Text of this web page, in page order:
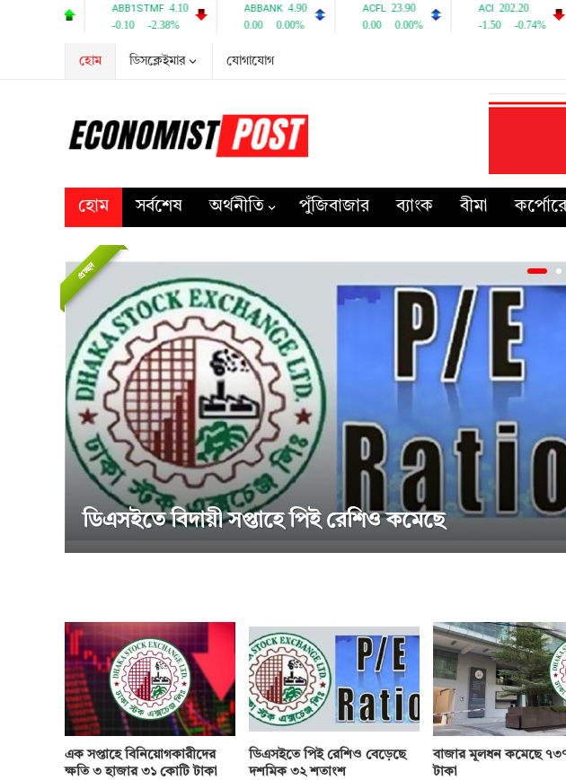
হোম ডিসক্লেইমার যোগাযোগ
হোম সর্বশেষ অর্থনীতি পুঁজিবাজার ব্যাংক বীমা
এক সপ্তাহে বিনিয়োগকারীদের
ক্ষতি ৩ হাজার ৩১ কোটি টাকা
ডিএসইতে পিই রেশিও বেড়েছে
দশমিক ৩২ শতাংশ
বাজার মূলধন কমেছে
টাকা
প্রচ্ছদ